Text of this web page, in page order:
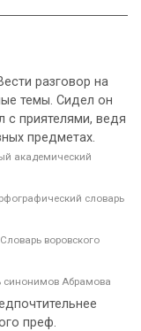
разговор на
темы. Сидел он
с приятелями, ведя
предметах.
академический
словарь
Словарь воровского
синонимов Абрамова
преф.